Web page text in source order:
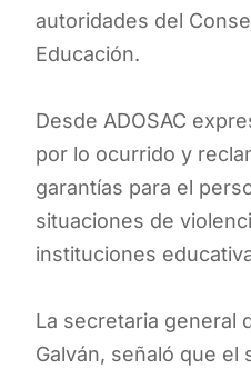
autoridades del
Educación.
Desde ADOSAC
por lo ocurrido y
garantías para el
situaciones de
instituciones
La secretaria general
Galván, señaló que el